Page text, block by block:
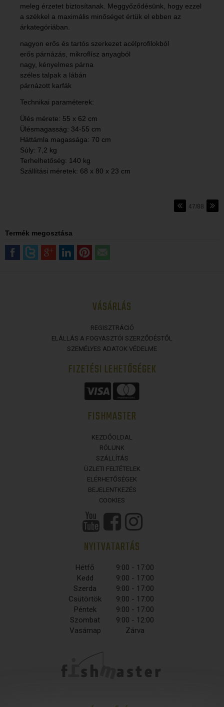
meleg érzetet biztosítanak. Meggyőződésünk, hogy ezzel
a székkel a maximális minőséget értük el ebben az
árkategóriában.
nagyon erős és tartós szerkezet acélprofilokból
erős párnázás, mikroflísz anyagból
nagy, kényelmes párna
széles talpak a lábán
párnázott karfák
Technikai paraméterek:
Ülés mérete: 55 x 62 cm
Ülésmagasság: 34-55 cm
Háttámla magassága: 70 cm
Súly: 7,2 kg
Terhelhetőség: 140 kg
Szállítási méretek: 68 x 80 x 23 cm
47/88
Termék megosztása
VÁSÁRLÁS
REGISZTRÁCIÓ
ELÁLLÁS A FOGYASZTÓI SZERZŐDÉSTŐL
SZEMÉLYES ADATOK VÉDELME
FIZETÉSI LEHETŐSÉGEK
FISHMASTER
KEZDŐOLDAL
RÓLUNK
SZÁLLÍTÁS
ÜZLETI FELTÉTELEK
ELÉRHETŐSÉGEK
BEJELENTKEZÉS
COOKIES
NYITVATARTÁS
Hétfő
9:00 - 17:00
Kedd
9:00 - 17:00
Szerda
9:00 - 17:00
Csütörtök
9:00 - 17:00
Péntek
9:00 - 17:00
Szombat
9:00 - 12:00
Vasárnap
Zárva